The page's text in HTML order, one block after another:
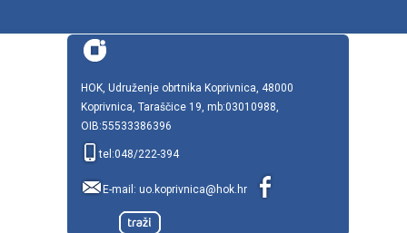
HOK, Udruženje obrtnika Koprivnica, 48000
Koprivnica, Taraščice 19, mb:03010988,
OIB:55533386396
tel:048/222-394
E-mail: uo.koprivnica@hok.hr